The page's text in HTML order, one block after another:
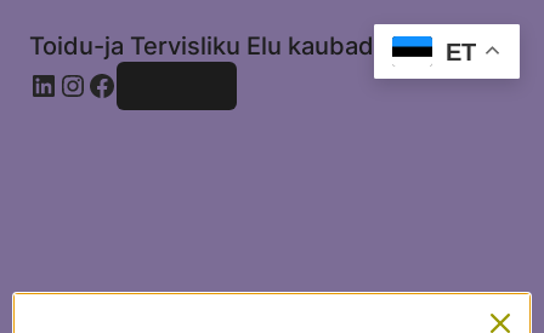
Toidu-ja Tervisliku Elu kaubad ET